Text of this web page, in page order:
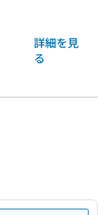
詳細を見
る